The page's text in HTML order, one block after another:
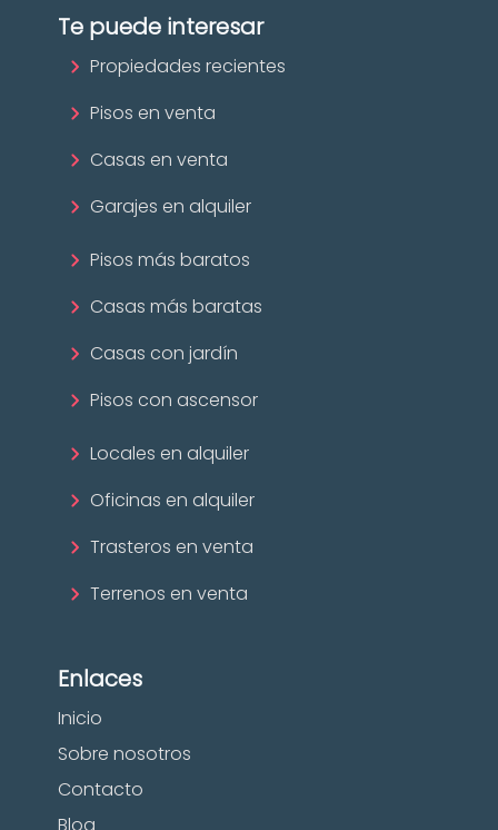
Te puede interesar
Propiedades recientes
Pisos en venta
Casas en venta
Garajes en alquiler
Pisos más baratos
Casas más baratas
Casas con jardín
Pisos con ascensor
Locales en alquiler
Oficinas en alquiler
Trasteros en venta
Terrenos en venta
Enlaces
Inicio
Sobre nosotros
Contacto